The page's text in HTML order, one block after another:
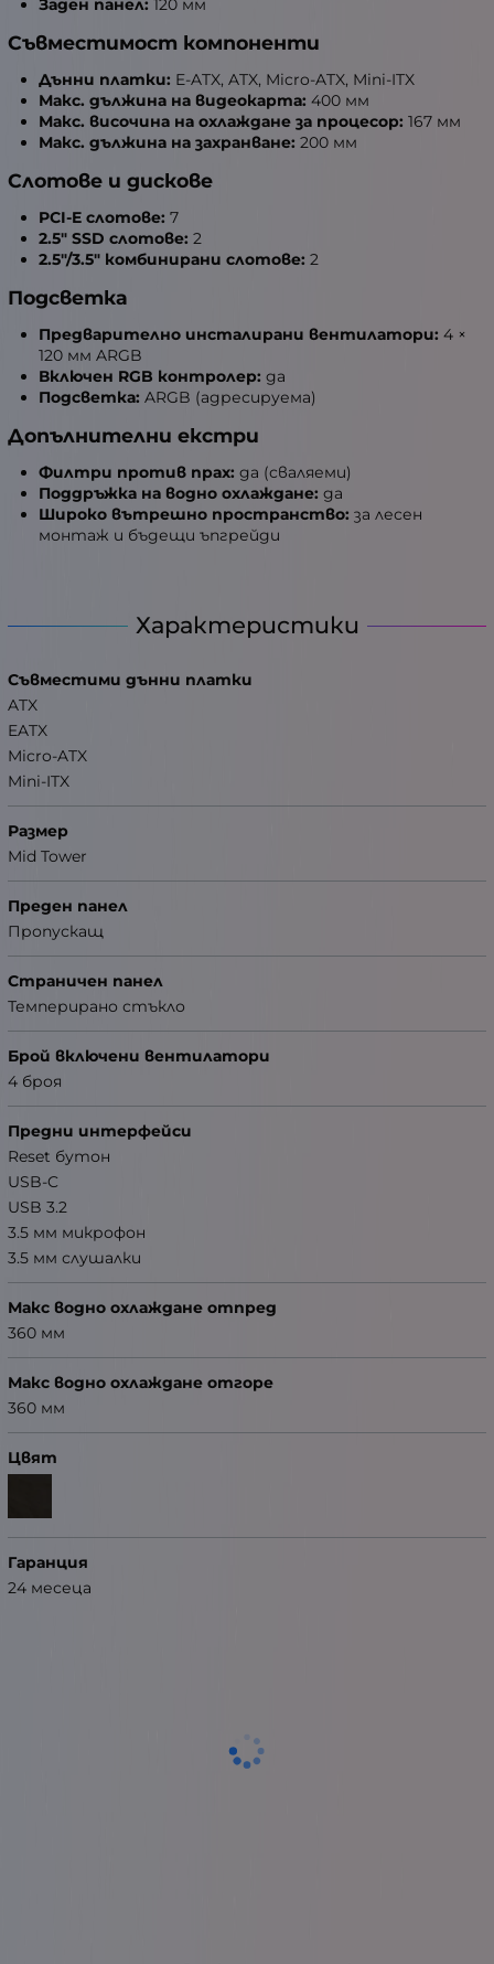
Заден панел: 120 мм
Съвместимост компоненти
Дънни платки: E-ATX, ATX, Micro-ATX, Mini-ITX
Макс. дължина на видеокарта: 400 мм
Макс. височина на охлаждане за процесор: 167 мм
Макс. дължина на захранване: 200 мм
Слотове и дискове
PCI-E слотове: 7
2.5" SSD слотове: 2
2.5"/3.5" комбинирани слотове: 2
Подсветка
Предварително инсталирани вентилатори: 4 ×
120 мм ARGB
Включен RGB контролер: да
Подсветка: ARGB (адресируема)
Допълнителни екстри
Филтри против прах: да (сваляеми)
Поддръжка на водно охлаждане: да
Широко вътрешно пространство: за лесен
монтаж и бъдещи ъпгрейди
Характеристики
Съвместими дънни платки
ATX
EATX
Micro-ATX
Mini-ITX
Размер
Mid Tower
Преден панел
Пропускащ
Страничен панел
Темперирано стъкло
Брой включени вентилатори
4 броя
Предни интерфейси
Reset бутон
USB-C
USB 3.2
3.5 мм микрофон
3.5 мм слушалки
Макс водно охлаждане отпред
360 мм
Макс водно охлаждане отгоре
360 мм
Цвят
Гаранция
24 месеца